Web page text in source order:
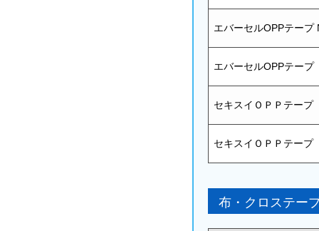
エバーセルOPPテープ
エバーセルOPPテー
セキスイＯＰＰテー
セキスイＯＰＰテー
布・クロステー